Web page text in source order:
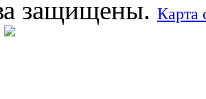
защищены. Карта